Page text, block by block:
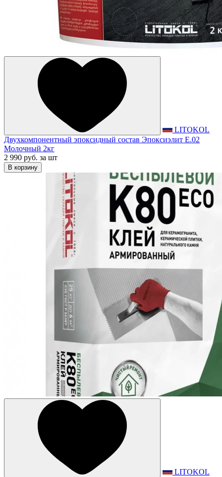
LITOKOL
Двухкомпонентный эпоксидный состав Эпоксиэлит E.02
Молочный 2кг
2 990 руб. за шт
В корзину
LITOKOL